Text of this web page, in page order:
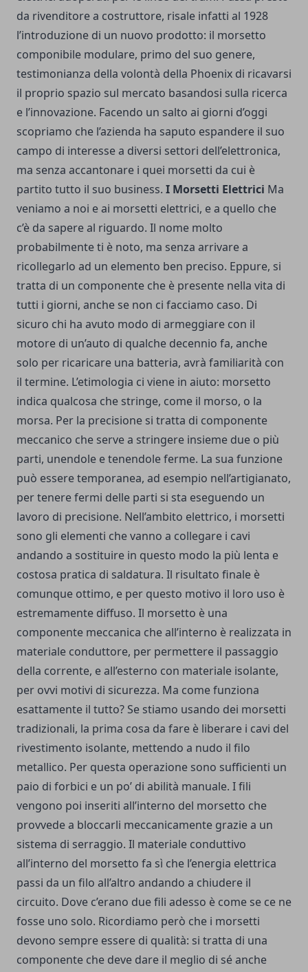
da rivenditore a costruttore, risale infatti al 1928
l’introduzione di un nuovo prodotto: il morsetto
componibile modulare, primo del suo genere,
testimonianza della volontà della Phoenix di ricavarsi
il proprio spazio sul mercato basandosi sulla ricerca
e l’innovazione. Facendo un salto ai giorni d’oggi
scopriamo che l’azienda ha saputo espandere il suo
campo di interesse a diversi settori dell’elettronica,
ma senza accantonare i quei morsetti da cui è
partito tutto il suo business. I Morsetti Elettrici Ma
veniamo a noi e ai morsetti elettrici, e a quello che
c’è da sapere al riguardo. Il nome molto
probabilmente ti è noto, ma senza arrivare a
ricollegarlo ad un elemento ben preciso. Eppure, si
tratta di un componente che è presente nella vita di
tutti i giorni, anche se non ci facciamo caso. Di
sicuro chi ha avuto modo di armeggiare con il
motore di un’auto di qualche decennio fa, anche
solo per ricaricare una batteria, avrà familiarità con
il termine. L’etimologia ci viene in aiuto: morsetto
indica qualcosa che stringe, come il morso, o la
morsa. Per la precisione si tratta di componente
meccanico che serve a stringere insieme due o più
parti, unendole e tenendole ferme. La sua funzione
può essere temporanea, ad esempio nell’artigianato,
per tenere fermi delle parti si sta eseguendo un
lavoro di precisione. Nell’ambito elettrico, i morsetti
sono gli elementi che vanno a collegare i cavi
andando a sostituire in questo modo la più lenta e
costosa pratica di saldatura. Il risultato finale è
comunque ottimo, e per questo motivo il loro uso è
estremamente diffuso. Il morsetto è una
componente meccanica che all’interno è realizzata in
materiale conduttore, per permettere il passaggio
della corrente, e all’esterno con materiale isolante,
per ovvi motivi di sicurezza. Ma come funziona
esattamente il tutto? Se stiamo usando dei morsetti
tradizionali, la prima cosa da fare è liberare i cavi del
rivestimento isolante, mettendo a nudo il filo
metallico. Per questa operazione sono sufficienti un
paio di forbici e un po’ di abilità manuale. I fili
vengono poi inseriti all’interno del morsetto che
provvede a bloccarli meccanicamente grazie a un
sistema di serraggio. Il materiale conduttivo
all’interno del morsetto fa sì che l’energia elettrica
passi da un filo all’altro andando a chiudere il
circuito. Dove c’erano due fili adesso è come se ce ne
fosse uno solo. Ricordiamo però che i morsetti
devono sempre essere di qualità: si tratta di una
componente che deve dare il meglio di sé anche